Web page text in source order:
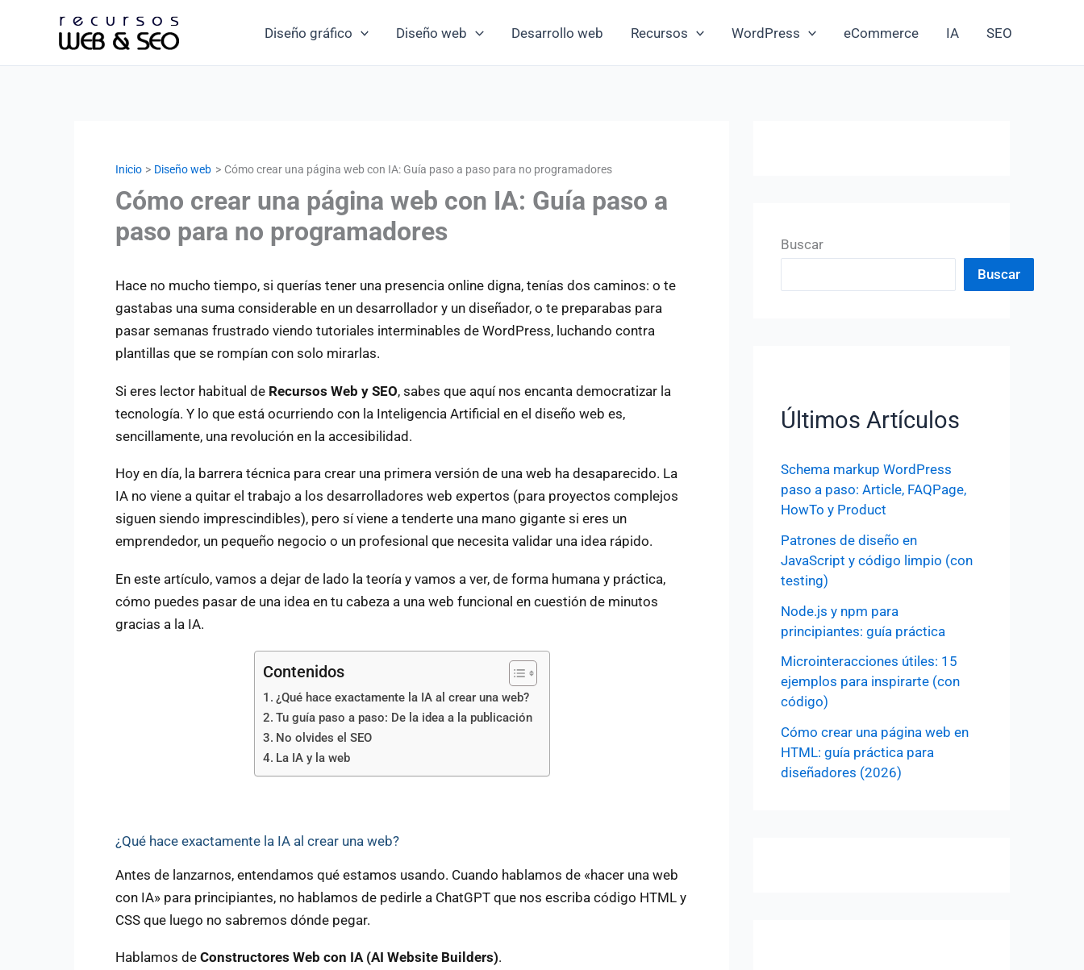
Diseño gráfico Diseño web Desarrollo web Recursos WordPress eCommerce IA SEO
Inicio Diseño web Cómo crear una página web con IA: Guía paso a paso para no programadores
Cómo crear una página web con IA: Guía paso a
paso para no programadores
Hace no mucho tiempo, si querías tener una presencia online digna, tenías dos caminos: o te
gastabas una suma considerable en un desarrollador y un diseñador, o te preparabas para
pasar semanas frustrado viendo tutoriales interminables de WordPress, luchando contra
plantillas que se rompían con solo mirarlas.
Si eres lector habitual de Recursos Web y SEO, sabes que aquí nos encanta democratizar la
tecnología. Y lo que está ocurriendo con la Inteligencia Artificial en el diseño web es,
sencillamente, una revolución en la accesibilidad.
Hoy en día, la barrera técnica para crear una primera versión de una web ha desaparecido. La
IA no viene a quitar el trabajo a los desarrolladores web expertos (para proyectos complejos
siguen siendo imprescindibles), pero sí viene a tenderte una mano gigante si eres un
emprendedor, un pequeño negocio o un profesional que necesita validar una idea rápido.
En este artículo, vamos a dejar de lado la teoría y vamos a ver, de forma humana y práctica,
cómo puedes pasar de una idea en tu cabeza a una web funcional en cuestión de minutos
gracias a la IA.
Contenidos
¿Qué hace exactamente la IA al crear una web?
Tu guía paso a paso: De la idea a la publicación
No olvides el SEO
La IA y la web
¿Qué hace exactamente la IA al crear una web?
Antes de lanzarnos, entendamos qué estamos usando. Cuando hablamos de «hacer una web
con IA» para principiantes, no hablamos de pedirle a ChatGPT que nos escriba código HTML y
CSS que luego no sabremos dónde pegar.
Hablamos de Constructores Web con IA (AI Website Builders).
Buscar
Buscar
Últimos Artículos
Schema markup WordPress
paso a paso: Article, FAQPage,
HowTo y Product
Patrones de diseño en
JavaScript y código limpio (con
testing)
Node.js y npm para
principiantes: guía práctica
Microinteracciones útiles: 15
ejemplos para inspirarte (con
código)
Cómo crear una página web en
HTML: guía práctica para
diseñadores (2026)